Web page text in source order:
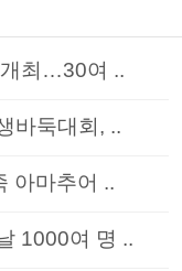
개최…30여 ..
바둑대회, ..
아마추어 ..
1000여 명 ..